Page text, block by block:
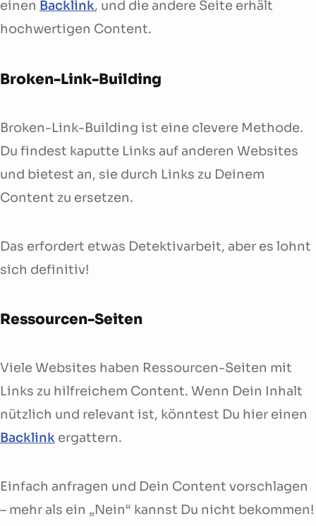
einen Backlink, und die andere Seite erhält
hochwertigen Content.
Broken-Link-Building
Broken-Link-Building ist eine clevere Methode.
Du findest kaputte Links auf anderen Websites
und bietest an, sie durch Links zu Deinem
Content zu ersetzen.
Das erfordert etwas Detektivarbeit, aber es lohnt
sich definitiv!
Ressourcen-Seiten
Viele Websites haben Ressourcen-Seiten mit
Links zu hilfreichem Content. Wenn Dein Inhalt
nützlich und relevant ist, könntest Du hier einen
Backlink ergattern.
Einfach anfragen und Dein Content vorschlagen
– mehr als ein „Nein“ kannst Du nicht bekommen!